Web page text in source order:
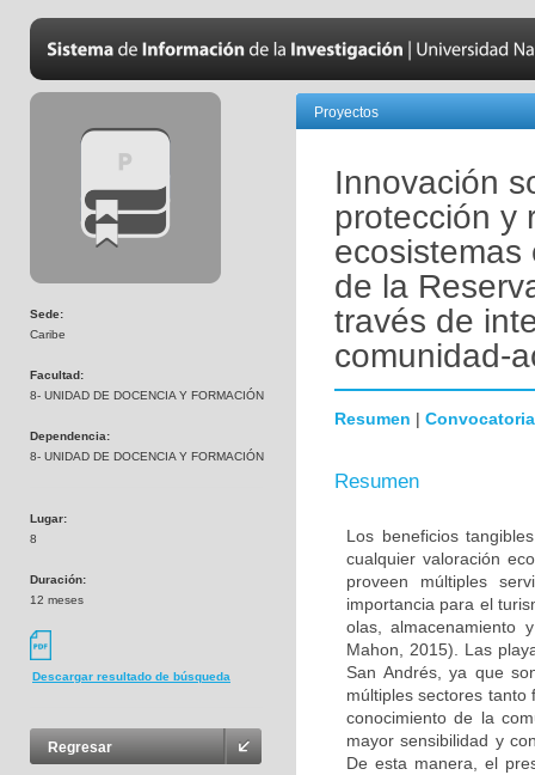
Sede:
Caribe
Facultad:
8- UNIDAD DE DOCENCIA Y FORMACIÓN
Dependencia:
8- UNIDAD DE DOCENCIA Y FORMACIÓN
Lugar:
8
Duración:
12 meses
Descargar resultado de búsqueda
Regresar
Proyectos
Innovación
protección y
ecosistemas
de la
través de
comunidad-
Resumen | Convocatoria
Resumen
Los beneficios
cualquier valoración
proveen múltiples
importancia para el
olas, almacenamiento
Mahon, 2015). Las
San Andrés, ya que
múltiples sectores
conocimiento de la
mayor sensibilidad y
De esta manera, el